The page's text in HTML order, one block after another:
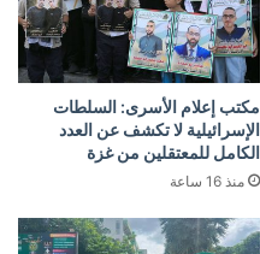
مكتب إعلام الأسرى: السلطات
الإسرائيلية لا تكشف عن العدد
الكامل للمعتقلين من غزة
منذ 16 ساعة